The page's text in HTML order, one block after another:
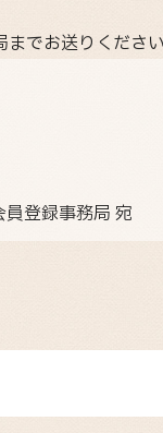
でお送りください
登録事務局 宛